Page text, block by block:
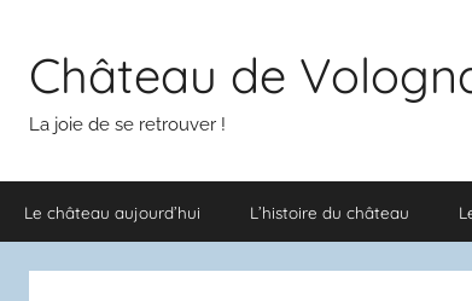
contenuChâteau de
La joie de se retrouver !
Le château aujourd’hui L’histoire du château